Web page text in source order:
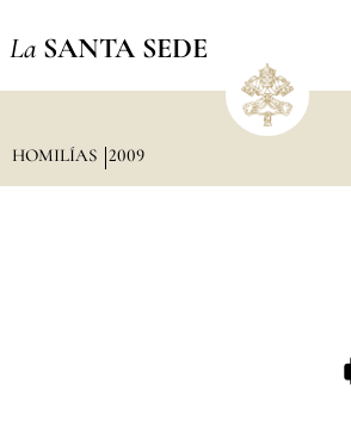
La SANTA SEDE
HOMILÍAS 2009